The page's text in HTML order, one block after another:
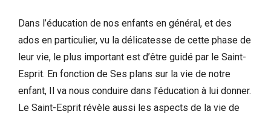
Dans l’éducation de nos enfants en général, et des
ados en particulier, vu la délicatesse de cette phase de
leur vie, le plus important est d’être guidé par le Saint-
Esprit. En fonction de Ses plans sur la vie de notre
enfant, Il va nous conduire dans l’éducation à lui donner.
Le Saint-Esprit révèle aussi les aspects de la vie de